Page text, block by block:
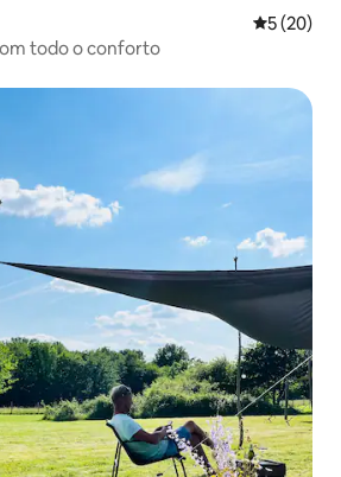
5 de uma
5 (20)
todo o conforto